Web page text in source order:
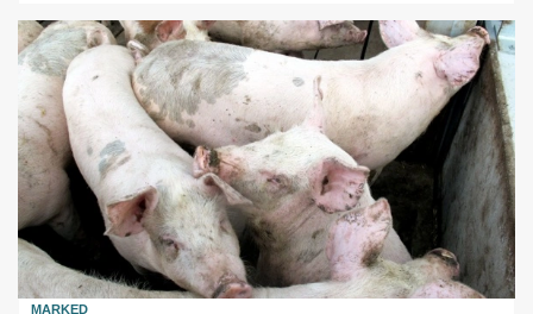
MARKED